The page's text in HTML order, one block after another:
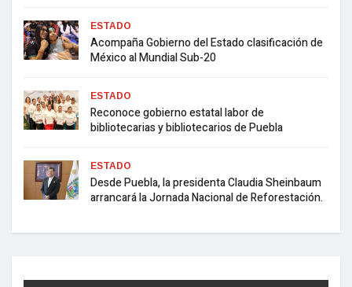
ESTADO
Acompaña Gobierno del Estado clasificación de
México al Mundial Sub-20
ESTADO
Reconoce gobierno estatal labor de
bibliotecarias y bibliotecarios de Puebla
ESTADO
Desde Puebla, la presidenta Claudia Sheinbaum
arrancará la Jornada Nacional de Reforestación.